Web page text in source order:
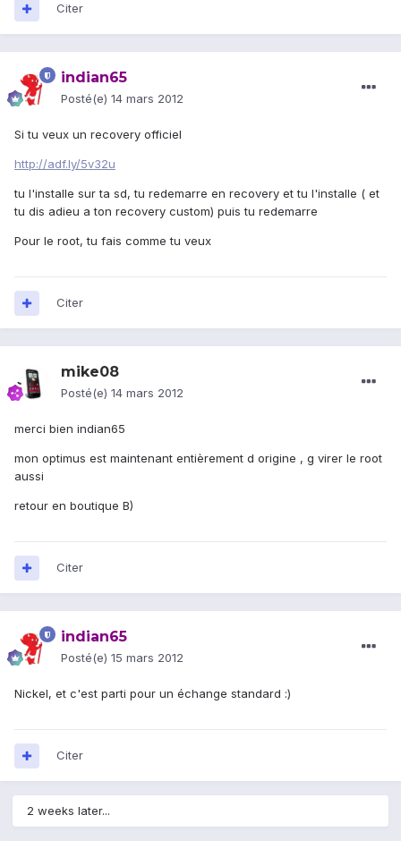
Citer
indian65
Posté(e) 14 mars 2012
Si tu veux un recovery officiel
http://adf.ly/5v32u
tu l'installe sur ta sd, tu redemarre en recovery et tu l'installe ( et
tu dis adieu a ton recovery custom) puis tu redemarre
Pour le root, tu fais comme tu veux
Citer
mike08
Posté(e) 14 mars 2012
merci bien indian65
mon optimus est maintenant entièrement d origine , g virer le root
aussi
retour en boutique B)
Citer
indian65
Posté(e) 15 mars 2012
Nickel, et c'est parti pour un échange standard :)
Citer
2 weeks later...